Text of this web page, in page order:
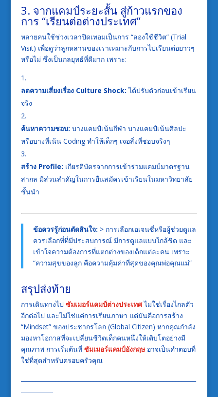
3. จากแคมป์ระยะสั้น สู่ก้าวแรกของ
การ “เรียนต่อต่างประเทศ”
หลายคนใช้ช่วงเวลาปิดเทอมเป็นการ “ลองใช้ชีวิต” (Trial
Visit) เพื่อดูว่าลูกหลานของเราเหมาะกับการไปเรียนต่อยาวๆ
หรือไม่ ซึ่งเป็นกลยุทธ์ที่ดีมาก เพราะ:
ลดความเสี่ยงเรื่อง Culture Shock: ได้ปรับตัวก่อนเข้าเรียน
จริง
ค้นหาความชอบ: บางแคมป์เน้นกีฬา บางแคมป์เน้นศิลปะ
หรือบางที่เน้น Coding ทำให้เด็กๆ เจอสิ่งที่ชอบจริงๆ
สร้าง Profile: เกียรติบัตรจากการเข้าร่วมแคมป์มาตรฐาน
สากล มีส่วนสำคัญในการยื่นสมัครเข้าเรียนในมหาวิทยาลัย
ชั้นนำ
ข้อควรรู้ก่อนตัดสินใจ: > การเลือกเอเจนซี่หรือผู้ช่วยดูแล
ควรเลือกที่ที่มีประสบการณ์ มีการดูแลแบบใกล้ชิด และ
เข้าใจความต้องการที่แตกต่างของเด็กแต่ละคน เพราะ
“ความสุขของลูก คือความคุ้มค่าที่สุดของคุณพ่อคุณแม่”
สรุปส่งท้าย
การเดินทางไป ซัมเมอร์แคมป์ต่างประเทศ ไม่ใช่เรื่องไกลตัว
อีกต่อไป และไม่ใช่แค่การเรียนภาษา แต่มันคือการสร้าง
“Mindset” ของประชากรโลก (Global Citizen) หากคุณกำลัง
มองหาโอกาสที่จะเปลี่ยนชีวิตเด็กคนหนึ่งให้เติบโตอย่างมี
คุณภาพ การเริ่มต้นที่ ซัมเมอร์แคมป์อังกฤษอาจเป็นคำตอบที่
ใช่ที่สุดสำหรับครอบครัวคุณ